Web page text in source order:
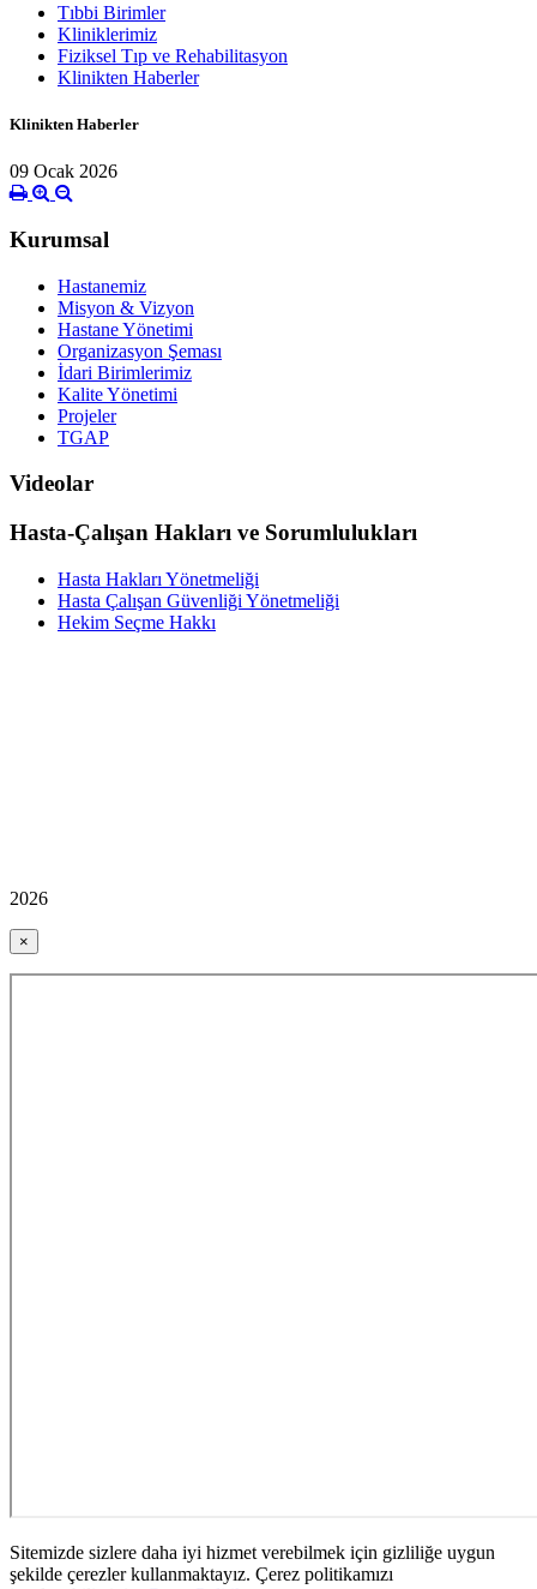
Tıbbi Birimler
Kliniklerimiz
Fiziksel Tıp ve Rehabilitasyon
Klinikten Haberler
Klinikten Haberler
09 Ocak 2026
Kurumsal
Hastanemiz
Misyon & Vizyon
Hastane Yönetimi
Organizasyon Şeması
İdari Birimlerimiz
Kalite Yönetimi
Projeler
TGAP
Videolar
Hasta-Çalışan Hakları ve Sorumlulukları
Hasta Hakları Yönetmeliği
Hasta Çalışan Güvenliği Yönetmeliği
Hekim Seçme Hakkı
2026
×
Sitemizde sizlere daha iyi hizmet verebilmek için gizliliğe uygun
şekilde çerezler kullanmaktayız. Çerez politikamızı